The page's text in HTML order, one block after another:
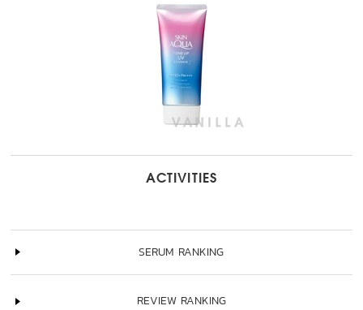
ACTIVITIES
SERUM RANKING
REVIEW RANKING